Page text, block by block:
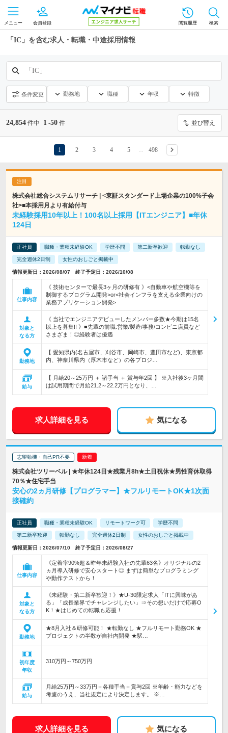
メニュー 会員登録 閲覧履歴 検索
「IC」を含む求人・転職・中途採用情報
「IC」
条件変更 勤務地 職種 年収 特徴
24,854 件中 1 -50 件 並び替え
1 2 3 4 5 498
株式会社総合システムリサーチ | <東証スタンダード上場企業の100%子会
社>■本採用月より有給付与
未経験採用10年以上！100名以上採用【ITエンジニア】■年休
124日
正社員 職種・業種未経験OK 学歴不問 第二新卒歓迎 転勤なし
完全週休2日制 女性のおしごと掲載中
情報更新日：2026/08/07 終了予定日：2026/10/08
仕事内容
《 技術センターで最長3ヶ月の研修有 》<自動車や航空機等を
制御するプログラム開発>or<社会インフラを支える企業向けの
業務アプリケーション開発>
対象と
なる方
《 当社でエンジニアデビューしたメンバー多数★今期は15名
以上を募集!! 》■先輩の前職:営業/製造/事務/コンビニ店員など
さまざま！◎経験者は優遇
勤務地
【 愛知県内(名古屋市、刈谷市、岡崎市、豊田市など)、東京都
内、神奈川県内（厚木市など）の各プロジ…
給与
【 月給20～25万円 ＋ 諸手当 ＋ 賞与年2回 】 ※入社後3ヶ月間
は試用期間で月給21.2～22.2万円となり、…
求人詳細を見る 気になる
志望動機・自己PR不要
株式会社ツリーベル | ★年休124日★残業月8h★土日祝休★男性育休取得
70％★住宅手当
安心の2ヵ月研修【プログラマー】★フルリモートOK★1次面
接確約
正社員 職種・業種未経験OK リモートワーク可 学歴不問
第二新卒歓迎 転勤なし 完全週休2日制 女性のおしごと掲載中
情報更新日：2026/07/10 終了予定日：2026/08/27
仕事内容
《定着率90%超＆昨年未経験入社の先輩63名》オリジナルの2
ヵ月導入研修で安心スタート◎ まずは簡単なプログラミング
や動作テストから！
対象と
なる方
《未経験・第二新卒歓迎！》★U-30限定求人「ITに興味があ
る」「成長業界でチャレンジしたい」⇒その想いだけで応募O
K！★はじめての転職も応援！
勤務地
★8月入社＆研修可能！ ★転勤なし ★フルリモート勤務OK ★
プロジェクトの半数が自社内開発 ★駅…
初年度
年収
310万円～750万円
給与
月給25万円～33万円＋各種手当＋賞与2回 ※年齢・能力などを
考慮のうえ、当社規定により決定します。 ※…
求人詳細を見る 気になる